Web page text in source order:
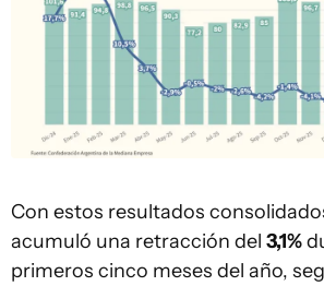
Con estos resultados
acumuló una retracción del 3,1%
primeros cinco meses del año,